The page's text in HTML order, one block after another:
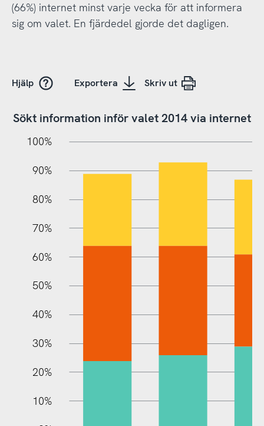
(66%) internet minst varje vecka för att informera
sig om valet. En fjärdedel gjorde det dagligen.
Hjälp Exportera Skriv ut
Sökt information inför valet 2014 via internet
100%
100%
90%
80%
70%
60%
50%
40%
30%
20%
10%